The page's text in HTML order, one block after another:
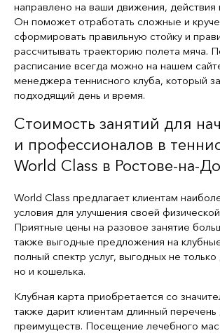
направлено на ваши движения, действия
Он поможет отработать сложные и
сформировать правильную стойку и
рассчитывать траекторию полета мяча.
расписание всегда можно на нашем
менеджера теннисного клуба, который
подходящий день и время.
Стоимость занятий для
и профессионалов в
World Class в Ростове-на-
World Class предлагает клиентам
условия для улучшения своей
Приятные цены на разовое занятие
также выгодные предложения на
полный спектр услуг, выгодных не
но и кошелька.
Клубная карта приобретается со
также дарит клиентам длинный
преимуществ. Посещение лечебного